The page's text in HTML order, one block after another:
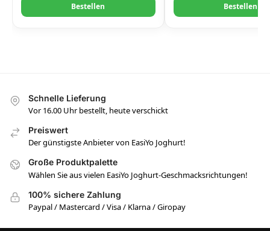
Bestellen Bestellen
Schnelle Lieferung
Vor 16.00 Uhr bestellt, heute verschickt
Preiswert
Der günstigste Anbieter von EasiYo Joghurt!
Große Produktpalette
Wählen Sie aus vielen EasiYo Joghurt-Geschmacksrichtungen!
100% sichere Zahlung
Paypal / Mastercard / Visa / Klarna / Giropay